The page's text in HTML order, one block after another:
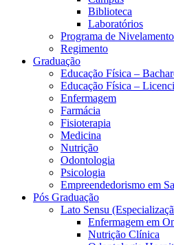
Biblioteca
Laboratórios
Programa de Nivelamento
Regimento
Graduação
Educação Física –
Educação Física –
Enfermagem
Farmácia
Fisioterapia
Medicina
Nutrição
Odontologia
Psicologia
Empreendedorismo em
Pós Graduação
Lato Sensu
Enfermagem em
Nutrição Clínica